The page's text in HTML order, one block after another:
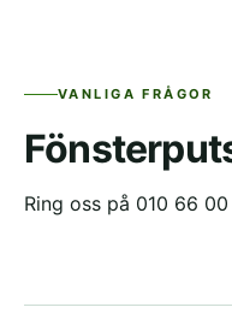
VANLIGA FRÅGOR
Ring oss på 010 66